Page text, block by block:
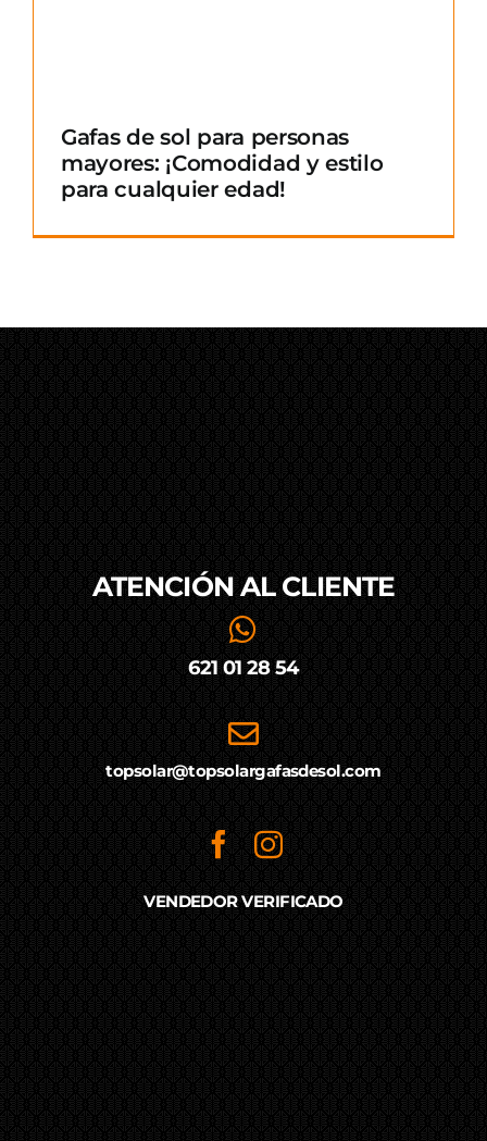
Gafas de sol para personas
mayores: ¡Comodidad y estilo
para cualquier edad!
ATENCIÓN AL CLIENTE
621 01 28 54
topsolar@topsolargafasdesol.com
VENDEDOR VERIFICADO